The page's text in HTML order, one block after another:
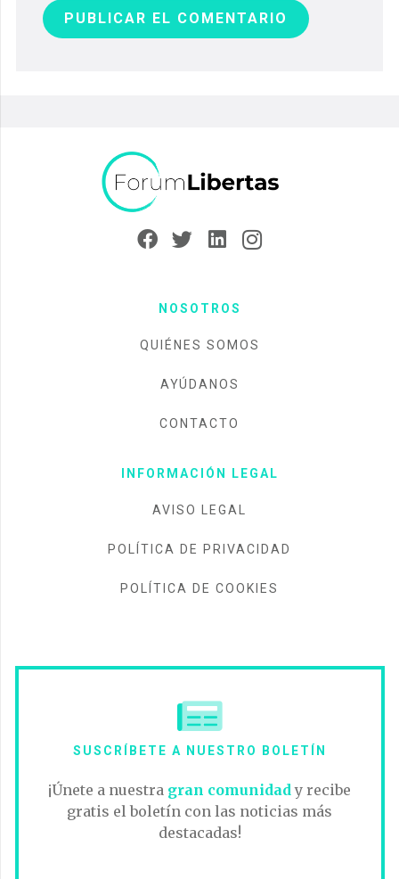
PUBLICAR EL COMENTARIO
NOSOTROS
QUIÉNES SOMOS
AYÚDANOS
CONTACTO
INFORMACIÓN LEGAL
AVISO LEGAL
POLÍTICA DE PRIVACIDAD
POLÍTICA DE COOKIES
SUSCRÍBETE A NUESTRO BOLETÍN
¡Únete a nuestra gran comunidad y recibe
gratis el boletín con las noticias más
destacadas!